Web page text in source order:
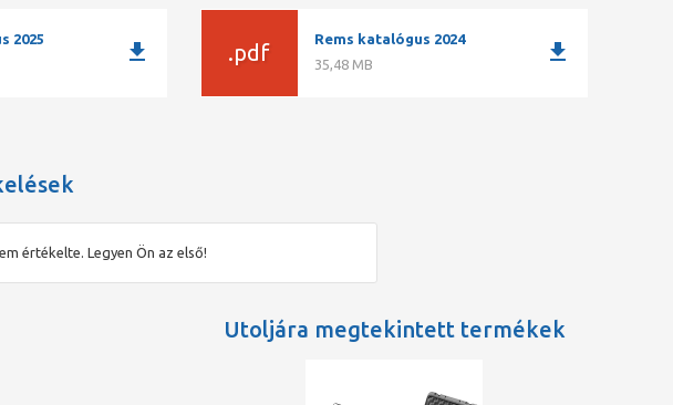
2025
download .pdf
Rems katalógus 2024
35,48 MB
download
értékelte. Legyen Ön az első!
Utoljára megtekintett termékek